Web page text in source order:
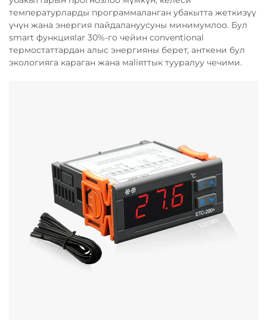
температурларды программаланган убакытта жеткизүү
үчүн жана энергия пайдалануусуны минимумлоо. Бул
smart функцияlar 30%-го чейин conventional
термостаттардан алыс энергияны берет, анткени бул
экологияга караган жана мaliяттык тууралуу чечими.